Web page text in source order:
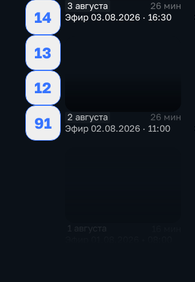
14
13
12
91
3 августа
26 мин
Эфир 03.08.2026 · 16:30
2 августа
26 мин
Эфир 02.08.2026 · 11:00
1 августа